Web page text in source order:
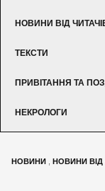
НОВИНИ ВІД
ТЕКСТИ
ПРИВІТАННЯ ТА
НЕКРОЛОГИ
НОВИНИ НОВИНИ ВІД